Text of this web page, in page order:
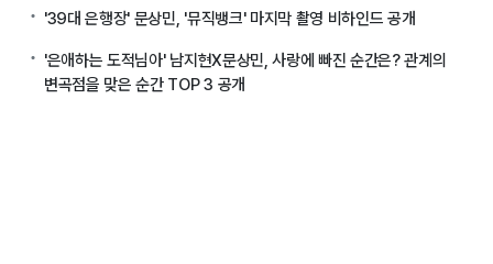
'39대 은행장' 문상민, '뮤직뱅크' 마지막 촬영 비하인드 공개
'은애하는 도적님아' 남지현X문상민, 사랑에 빠진 순간은? 관계의
변곡점을 맞은 순간 TOP 3 공개